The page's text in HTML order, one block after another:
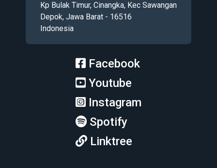
Kp Bulak Timur, Cinangka, Kec Sawangan
Depok, Jawa Barat - 16516
Indonesia
Facebook
Youtube
Instagram
Spotify
Linktree